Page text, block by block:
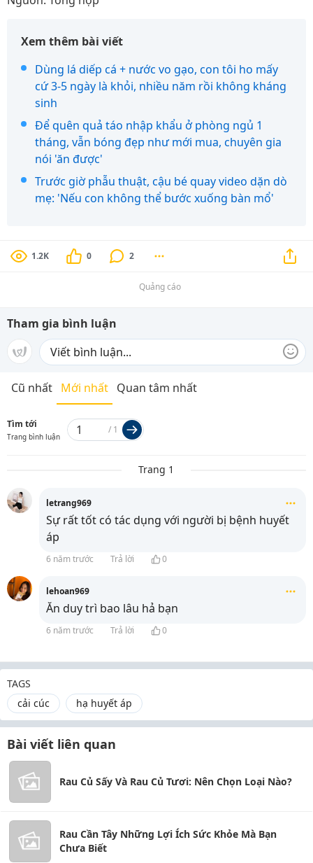
Xem thêm bài viết
Dùng lá diếp cá + nước vo gạo, con tôi ho mấy
cứ 3-5 ngày là khỏi, nhiều năm rồi không kháng
sinh
Để quên quả táo nhập khẩu ở phòng ngủ 1
tháng, vẫn bóng đẹp như mới mua, chuyên gia
nói 'ăn được'
Trước giờ phẫu thuật, cậu bé quay video dặn dò
mẹ: 'Nếu con không thể bước xuống bàn mổ'
1.2K 0 2
Quảng cáo
Tham gia bình luận
Cũ nhất Mới nhất Quan tâm nhất
Tìm tới
Trang bình luận
/ 1
Trang 1
letrang969
Sự rất tốt có tác dụng với người bị bệnh huyết
áp
6 năm trước Trả lời 0
lehoan969
Ăn duy trì bao lâu hả bạn
6 năm trước Trả lời 0
TAGS
cải cúc
hạ huyết áp
Bài viết liên quan
Rau Củ Sấy Và Rau Củ Tươi: Nên Chọn Loại Nào?
Rau Cần Tây Những Lợi Ích Sức Khỏe Mà Bạn
Chưa Biết